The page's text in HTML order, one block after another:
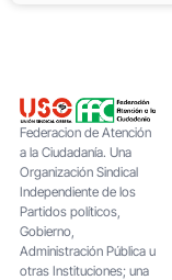
Federacion de Atención
a la Ciudadanía. Una
Organización Sindical
Independiente de los
Partidos políticos,
Gobierno,
Administración Pública u
otras Instituciones; una